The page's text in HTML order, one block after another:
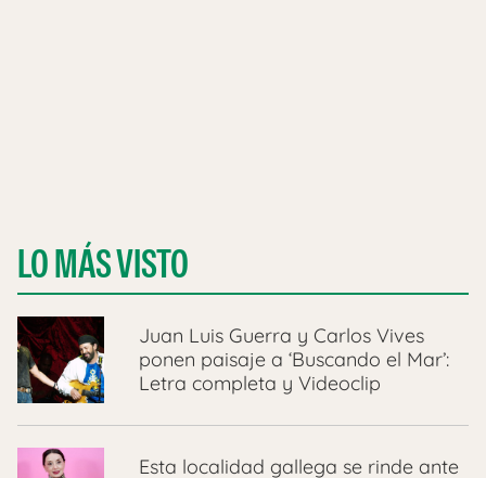
LO MÁS VISTO
Juan Luis Guerra y Carlos Vives
ponen paisaje a ‘Buscando el Mar’:
Letra completa y Videoclip
Esta localidad gallega se rinde ante